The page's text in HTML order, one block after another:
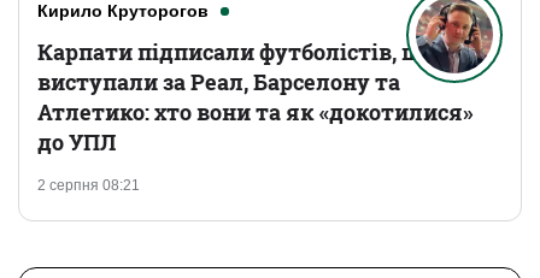
Кирило Круторогов
2 серпня 08:21
Карпати підписали футболістів, що
виступали за Реал, Барселону та
Атлетико: хто вони та як «докотилися»
до УПЛ